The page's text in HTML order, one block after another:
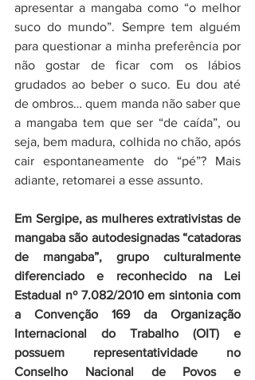
apresentar a mangaba como “o melhor
suco do mundo”. Sempre tem alguém
para questionar a minha preferência por
não gostar de ficar com os lábios
grudados ao beber o suco. Eu dou até
de ombros… quem manda não saber que
a mangaba tem que ser “de caída”, ou
seja, bem madura, colhida no chão, após
cair espontaneamente do “pé”? Mais
adiante, retomarei a esse assunto.
Em Sergipe, as mulheres extrativistas de
mangaba são autodesignadas “catadoras
de mangaba”, grupo culturalmente
diferenciado e reconhecido na Lei
Estadual nº 7.082/2010 em sintonia com
a Convenção 169 da Organização
Internacional do Trabalho (OIT) e
possuem representatividade no
Conselho Nacional de Povos e